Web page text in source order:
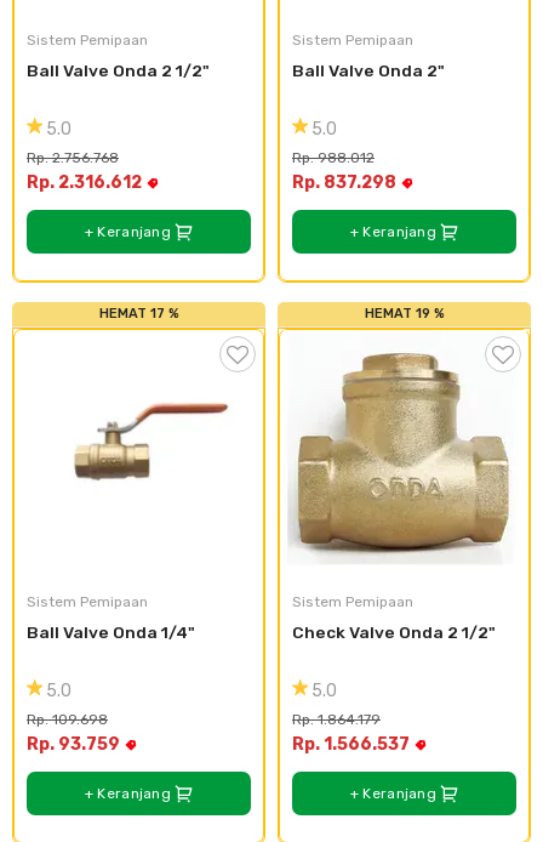
Sistem Pemipaan
Ball Valve Onda 2 1/2"
5.0
Rp. 2.756.768
Rp. 2.316.612
+ Keranjang
Sistem Pemipaan
Ball Valve Onda 2"
5.0
Rp. 988.012
Rp. 837.298
+ Keranjang
HEMAT 17 %
Sistem Pemipaan
Ball Valve Onda 1/4"
5.0
Rp. 109.698
Rp. 93.759
+ Keranjang
HEMAT 19 %
Sistem Pemipaan
Check Valve Onda 2 1/2"
5.0
Rp. 1.864.179
Rp. 1.566.537
+ Keranjang